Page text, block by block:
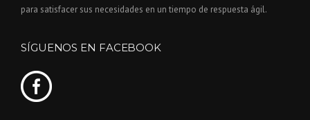
para satisfacer sus necesidades en un tiempo de respuesta ágil.
SÍGUENOS EN FACEBOOK